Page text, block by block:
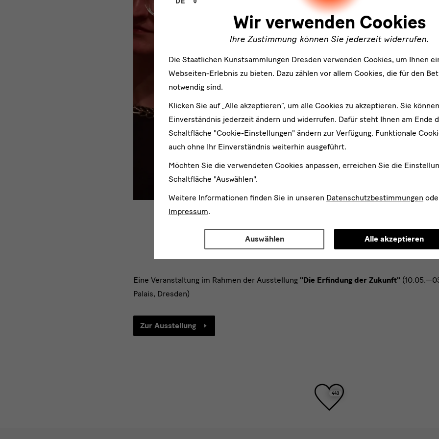
|
Eine
Welt
ohne
und
Wachstum?
von
externem
laden
Zukunftsforum: Genderstudies?! Die vielfältige Gesellschaft gestern, heute,
Zukunft
Eine Veranstaltung im Rahmen der Ausstellung "Die Erfindung der Zukunft"
Palais, Dresden)
Zur Ausstellung
443Toller
Wir verwenden Cookies
Ihre Zustimmung können Sie jederzeit widerrufen.
Die Staatlichen Kunstsammlungen Dresden verwenden Cookies, um Ihnen
Webseiten-Erlebnis zu bieten. Dazu zählen vor allem Cookies, die für den
notwendig sind.
Klicken Sie auf „Alle akzeptieren“, um alle Cookies zu akzeptieren. Sie
Einverständnis jederzeit ändern und widerrufen. Dafür steht Ihnen am Ende
Schaltfläche "Cookie-Einstellungen" ändern zur Verfügung. Funktionale
auch ohne Ihr Einverständnis weiterhin ausgeführt.
Möchten Sie die verwendeten Cookies anpassen, erreichen Sie die
Schaltfläche "Auswählen".
Weitere Informationen finden Sie in unseren Datenschutzbestimmungen
Impressum.
Auswählen Alle akzeptieren